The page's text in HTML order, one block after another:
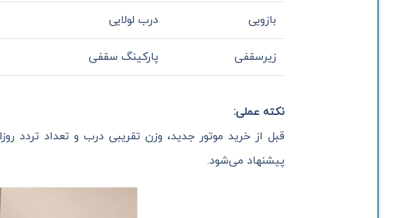
بازویی درب لولایی
زیرسقفی پارکینگ سقفی
نکته عملی:
پیشنهاد می‌شود.